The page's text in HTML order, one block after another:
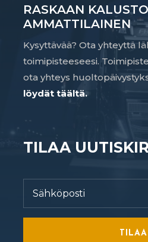
RASKAAN
AMMATTILAINEN
Kysyttävää? Ota yhteyttä
toimipisteeseesi.
ota yhteys
löydät täältä.
TILAA
TILAA